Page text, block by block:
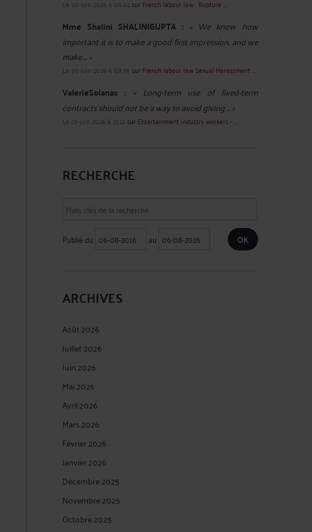
Le 30 juin 2026 à 09:44 sur French labour law : Rupture ...
Mme Shalini SHALINIGUPTA : « We know how
important it is to make a good first impression, and we
make ... »
Le 30 juin 2026 à 08:35 sur French labour law Sexual Harassment ...
ValerieSolanas : « Long-term use of fixed-term
contracts should not be a way to avoid giving ... »
Le 29 juin 2026 à 15:12sur Entertainment industry workers – ...
RECHERCHE
Publié du au
ARCHIVES
Août 2026
Juillet 2026
Juin 2026
Mai 2026
Avril 2026
Mars 2026
Février 2026
Janvier 2026
Décembre 2025
Novembre 2025
Octobre 2025